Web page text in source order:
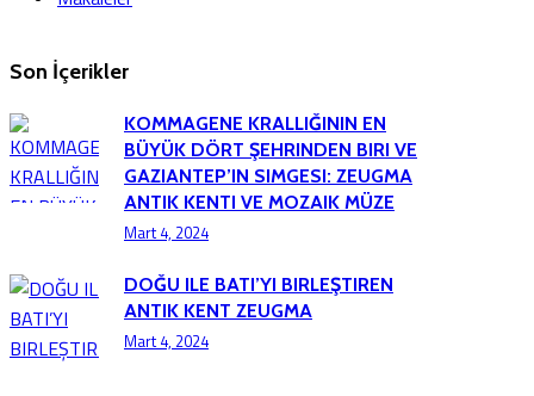
Son İçerikler
KOMMAGENE KRALLIĞININ EN
BÜYÜK DÖRT ŞEHRINDEN BIRI VE
GAZIANTEP’IN SIMGESI: ZEUGMA
ANTIK KENTI VE MOZAIK MÜZE
Mart 4, 2024
DOĞU ILE BATI’YI BIRLEŞTIREN
ANTIK KENT ZEUGMA
Mart 4, 2024